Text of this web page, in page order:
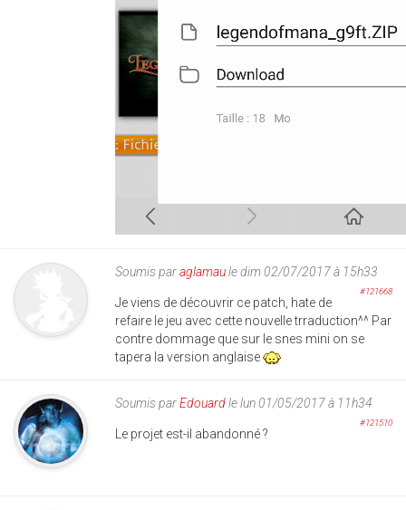
Soumis paraglamaule dim 02/07/2017 à 15h33
#121668
Je viens de découvrir ce patch, hate de
refaire le jeu avec cette nouvelle trraduction^^ Par
contre dommage que sur le snes mini on se
tapera la version anglaise
Soumis parEdouardle lun 01/05/2017 à 11h34
#121510
Le projet est-il abandonné ?